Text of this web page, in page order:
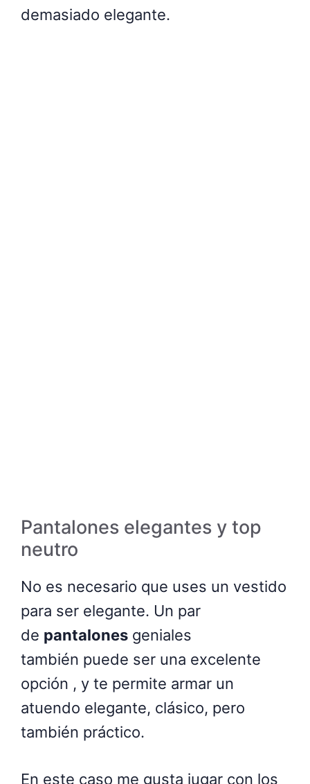
demasiado elegante.
Pantalones elegantes y top
neutro
No es necesario que uses un vestido
para ser elegante. Un par
de pantalones geniales
también puede ser una excelente
opción , y te permite armar un
atuendo elegante, clásico, pero
también práctico.
En este caso me gusta jugar con los